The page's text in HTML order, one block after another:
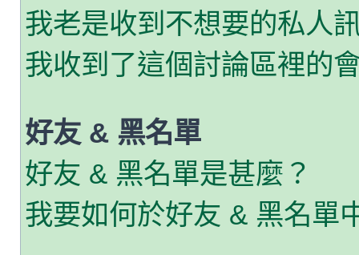
我老是收到不想要的私人
我收到了這個討論區裡的
好友 & 黑名單
好友 & 黑名單是甚麼？
我要如何於好友 & 黑名單